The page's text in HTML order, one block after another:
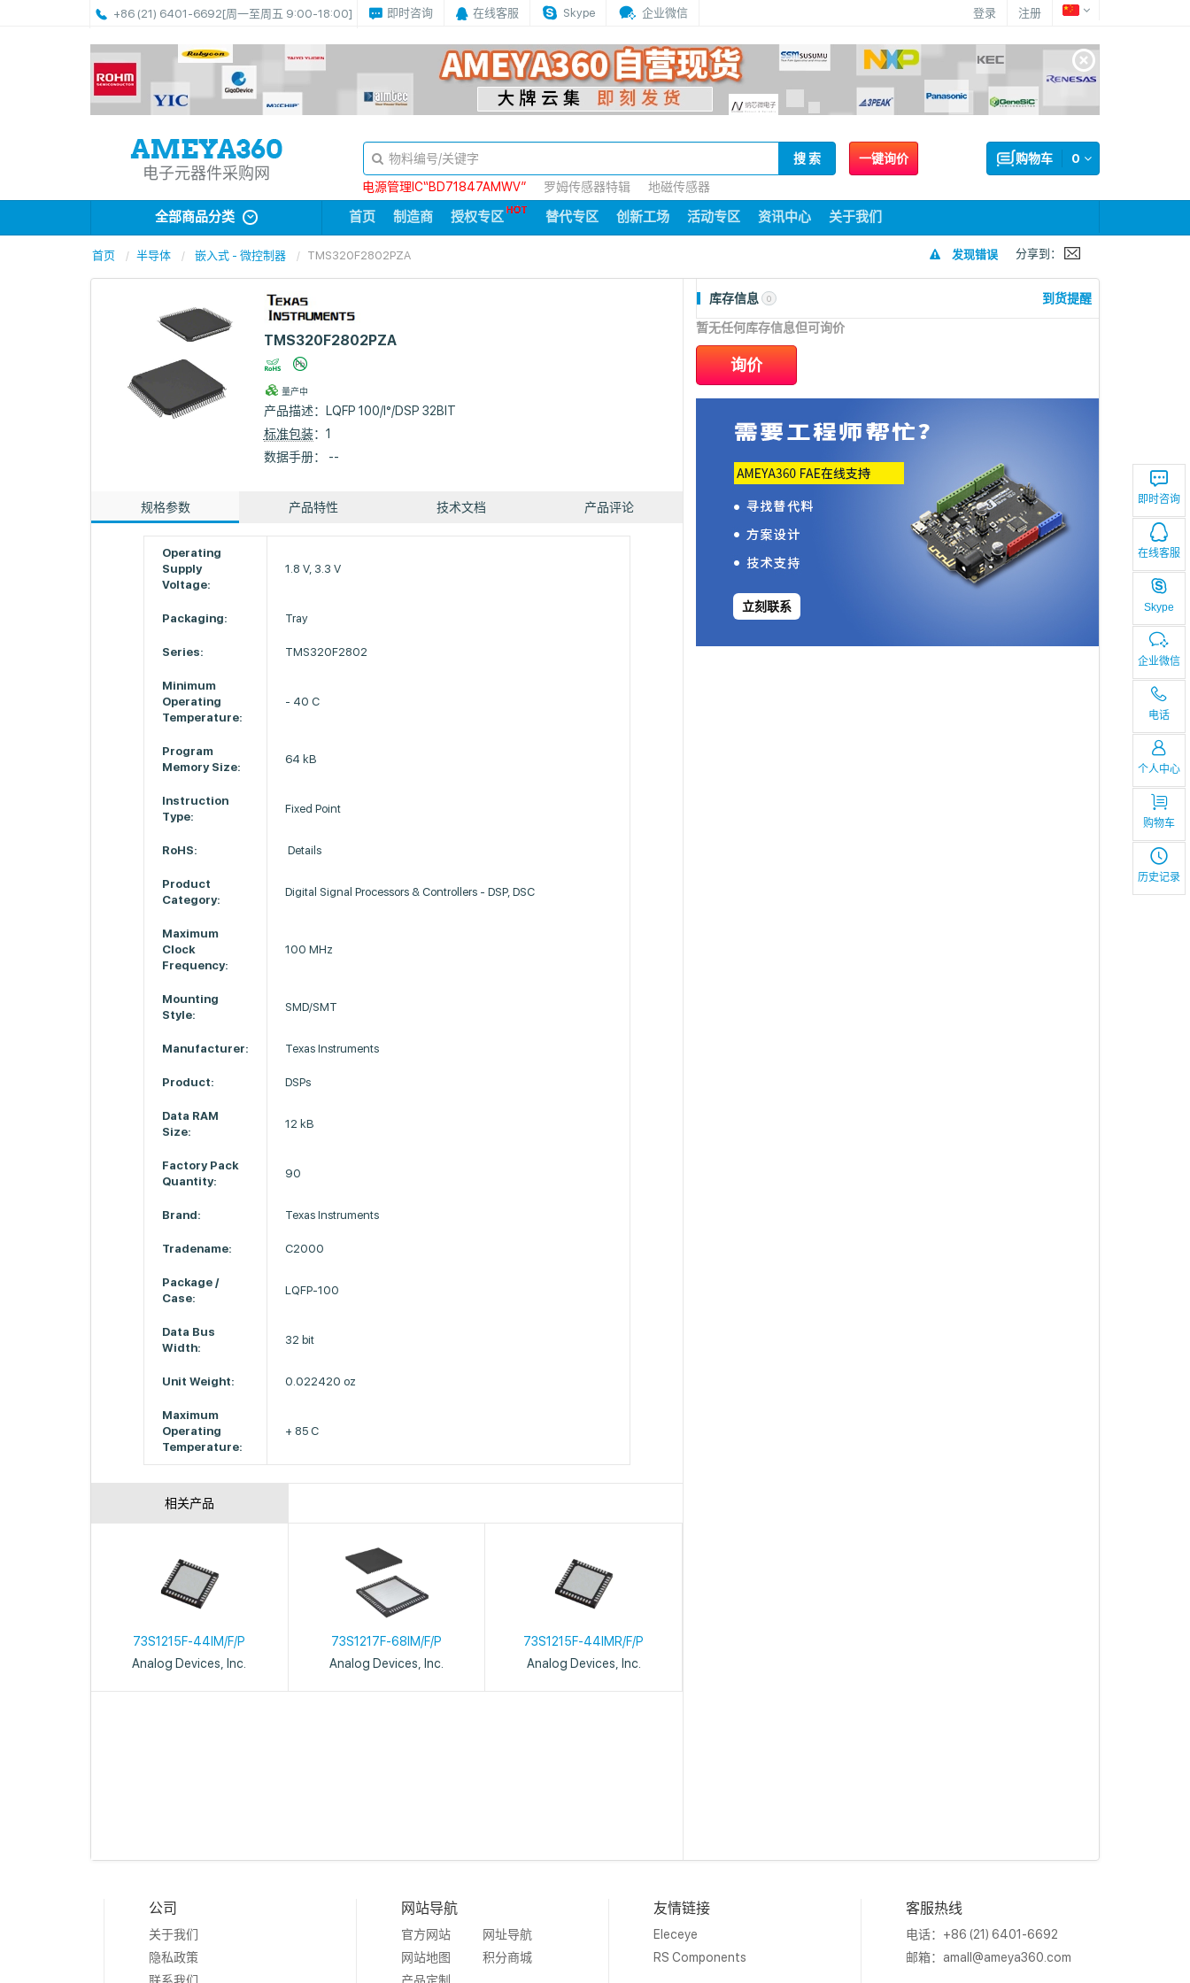
+86 (21) 6401-6692[周一至周五 9:00-18:00] 即时咨询 在线客服 Skype 企业微信 登录 注册
即时咨询
在线客服
Skype
企业微信
电话
个人中心
购物车
历史记录
电子元器件采购网
一键询价 0
购物车
搜 索
电源管理IC“BD71847AMWV”
罗姆传感器特辑 地磁传感器
全部商品分类 首页 制造商 授权专区 替代专区 创新工场 活动专区 资讯中心 关于我们
首页 半导体 嵌入式 - 微控制器 TMS320F2802PZA 发现错误 分享到：
TMS320F2802PZA
量产中
产品描述：
LQFP 100/I°/DSP 32BIT
标准包装：1
数据手册： --
规格参数 产品特性 技术文档 产品评论
Operating
Supply
Voltage:
1.8 V, 3.3 V
Packaging: Tray
Series: TMS320F2802
Minimum
Operating
Temperature:
- 40 C
Program
Memory Size:
64 kB
Instruction
Type:
Fixed Point
RoHS: Details
Product
Category:
Digital Signal Processors & Controllers - DSP, DSC
Maximum
Clock
Frequency:
100 MHz
Mounting
Style:
SMD/SMT
Manufacturer: Texas Instruments
Product: DSPs
Data RAM
Size:
12 kB
Factory Pack
Quantity:
90
Brand: Texas Instruments
Tradename: C2000
Package /
Case:
LQFP-100
Data Bus
Width:
32 bit
Unit Weight: 0.022420 oz
Maximum
Operating
Temperature:
+ 85 C
相关产品
73S1215F-44IM/F/P
Analog Devices, Inc.
73S1217F-68IM/F/P
Analog Devices, Inc.
73S1215F-44IMR/F/P
Analog Devices, Inc.
库存信息 0 到货提醒
暂无任何库存信息但可询价
询价
立刻联系
公司
关于我们
隐私政策
网站导航
官方网站
网址导航
网站地图
积分商城
友情链接
Eleceye
RS Components
客服热线
电话：+86 (21) 6401-6692
邮箱： amall@ameya360.com